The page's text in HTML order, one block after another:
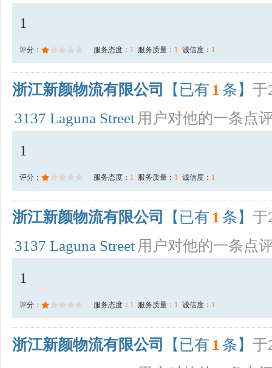
1
评分： 服务态度： 1 服务质量： 1 诚信度： 1
浙江新颜物流有限公司 【已有 1 条】 于
3137 Laguna Street 用户对他的一条点
1
评分： 服务态度： 1 服务质量： 1 诚信度： 1
浙江新颜物流有限公司 【已有 1 条】 于
3137 Laguna Street 用户对他的一条点
1
评分： 服务态度： 1 服务质量： 1 诚信度： 1
浙江新颜物流有限公司 【已有 1 条】 于